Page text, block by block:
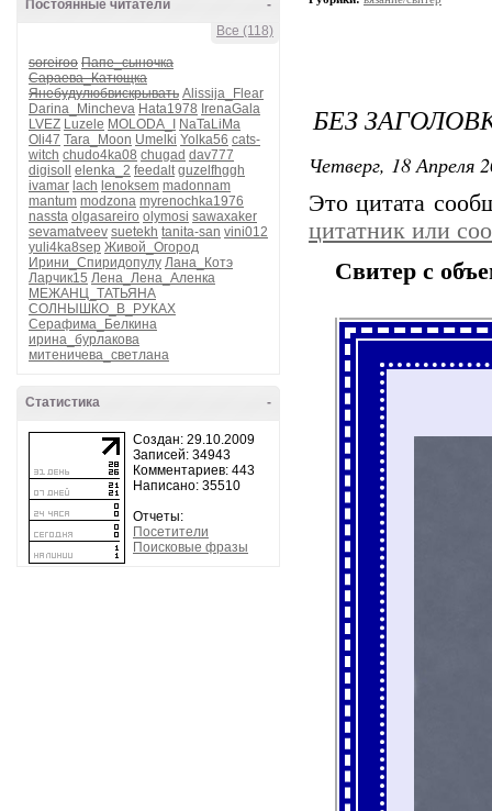
-
Постоянные читатели
Все (118)
soreiroo Папе_сыночка
Сараева_Катющка
Янебудулюбвискрывать Alissija_Flear
Darina_Mincheva Hata1978 IrenaGala
LVEZ Luzele MOLODA_I
NaTaLiMa
Oli47 Tara_Moon Umelki Yolka56 cats-
witch chudo4ka08 chugad dav777
digisoll
elenka_2 feedalt guzelfhggh
ivamar lach lenoksem madonnam
mantum modzona myrenochka1976
nassta olgasareiro olymosi sawaxaker
sevamatveev suetekh tanita-san vini012
yuli4ka8sep Живой_Огород
Ирини_Спиридопулу Лана_Котэ
Ларчик15 Лена_Лена_Аленка
МЕЖАНЦ_ТАТЬЯНА
СОЛНЫШКО_В_РУКАХ
Серафима_Белкина
ирина_бурлакова
митеничева_светлана
-
Статистика
Создан: 29.10.2009
Записей: 34943
Комментариев: 443
Написано: 35510
Отчеты:
Посетители
Поисковые фразы
БЕЗ
Четверг, 18 Апреля
Это цитата
цитатник или
Свитер с